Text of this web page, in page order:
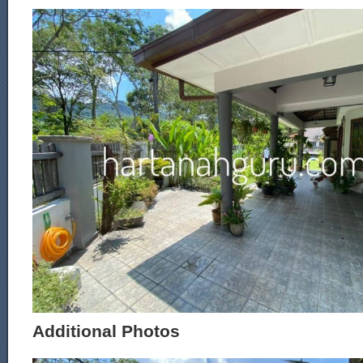
Additional Photos